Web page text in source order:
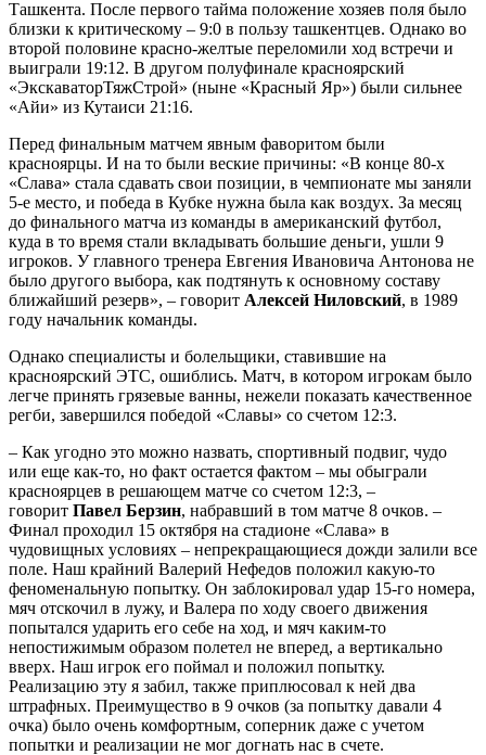
Ташкента. После первого тайма положение хозяев поля было
близки к критическому – 9:0 в пользу ташкентцев. Однако во
второй половине красно-желтые переломили ход встречи и
выиграли 19:12. В другом полуфинале красноярский
«ЭкскаваторТяжСтрой» (ныне «Красный Яр») были сильнее
«Айи» из Кутаиси 21:16.
Перед финальным матчем явным фаворитом были
красноярцы. И на то были веские причины: «В конце 80-х
«Слава» стала сдавать свои позиции, в чемпионате мы заняли
5-е место, и победа в Кубке нужна была как воздух. За месяц
до финального матча из команды в американский футбол,
куда в то время стали вкладывать большие деньги, ушли 9
игроков. У главного тренера Евгения Ивановича Антонова не
было другого выбора, как подтянуть к основному составу
ближайший резерв», – говорит Алексей Ниловский, в 1989
году начальник команды.
Однако специалисты и болельщики, ставившие на
красноярский ЭТС, ошиблись. Матч, в котором игрокам было
легче принять грязевые ванны, нежели показать качественное
регби, завершился победой «Славы» со счетом 12:3.
– Как угодно это можно назвать, спортивный подвиг, чудо
или еще как-то, но факт остается фактом – мы обыграли
красноярцев в решающем матче со счетом 12:3, –
говорит Павел Берзин, набравший в том матче 8 очков. –
Финал проходил 15 октября на стадионе «Слава» в
чудовищных условиях – непрекращающиеся дожди залили все
поле. Наш крайний Валерий Нефедов положил какую-то
феноменальную попытку. Он заблокировал удар 15-го номера,
мяч отскочил в лужу, и Валера по ходу своего движения
попытался ударить его себе на ход, и мяч каким-то
непостижимым образом полетел не вперед, а вертикально
вверх. Наш игрок его поймал и положил попытку.
Реализацию эту я забил, также приплюсовал к ней два
штрафных. Преимущество в 9 очков (за попытку давали 4
очка) было очень комфортным, соперник даже с учетом
попытки и реализации не мог догнать нас в счете.